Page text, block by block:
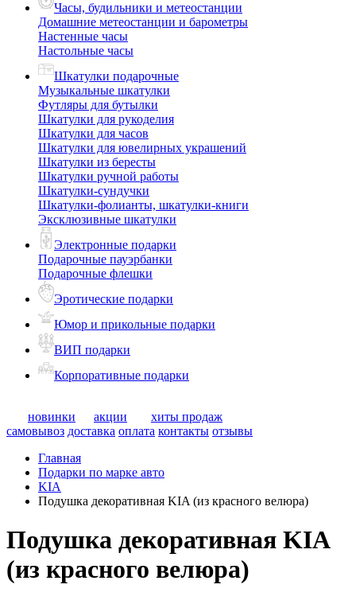
Часы, будильники и метеостанции
Домашние метеостанции и барометры
Настенные часы
Настольные часы
Шкатулки подарочные
Музыкальные шкатулки
Футляры для бутылки
Шкатулки для рукоделия
Шкатулки для часов
Шкатулки для ювелирных украшений
Шкатулки из бересты
Шкатулки ручной работы
Шкатулки-сундучки
Шкатулки-фолианты, шкатулки-книги
Эксклюзивные шкатулки
Электронные подарки
Подарочные пауэрбанки
Подарочные флешки
Эротические подарки
Юмор и прикольные подарки
ВИП подарки
Корпоративные подарки
новинки акции
хиты продаж
самовывоз доставка оплата контакты отзывы
Главная
Подарки по марке авто
KIA
Подушка декоративная KIA (из красного велюра)
Подушка декоративная KIA
(из красного велюра)